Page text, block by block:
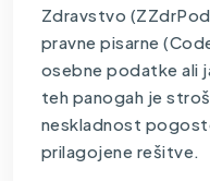
Zdravstvo
pravne pisarne
osebne podatke ali
teh panogah je
neskladnost
prilagojene rešitve.